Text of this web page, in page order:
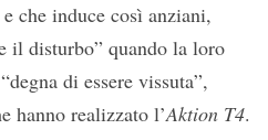
che induce così anziani,
il disturbo” quando la loro
di essere vissuta”,
hanno realizzato l’Aktion T4.